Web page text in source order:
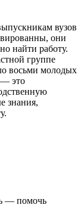
вузов
они
найти работу.
группе
восьми молодых
— это
знания,
— помочь